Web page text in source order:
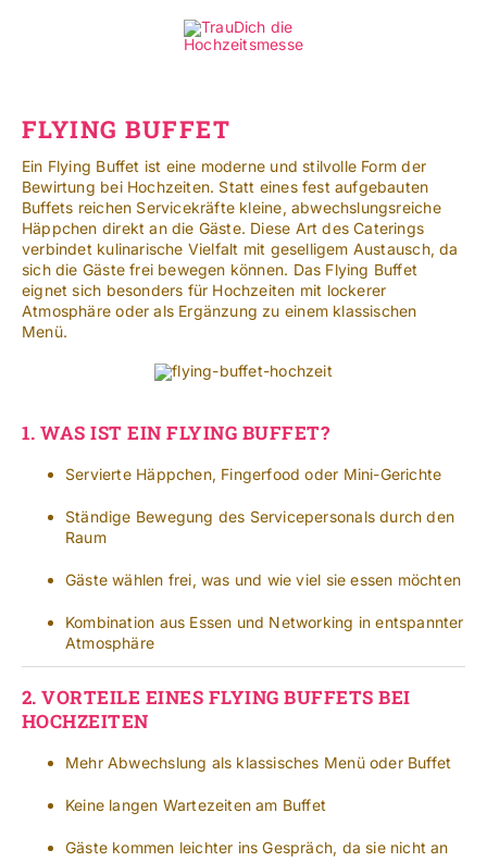
Mehr
SUCHE
NACH:
Leichte Sprache
FLYING BUFFET
Ein Flying Buffet ist eine moderne und stilvolle Form der
Bewirtung bei Hochzeiten. Statt eines fest aufgebauten
Buffets reichen Servicekräfte kleine, abwechslungsreiche
Häppchen direkt an die Gäste. Diese Art des Caterings
verbindet kulinarische Vielfalt mit geselligem Austausch, da
sich die Gäste frei bewegen können. Das Flying Buffet
eignet sich besonders für Hochzeiten mit lockerer
Atmosphäre oder als Ergänzung zu einem klassischen
Menü.
1.WAS IST EIN FLYING BUFFET?
Servierte Häppchen, Fingerfood oder Mini-Gerichte
Ständige Bewegung des Servicepersonals durch den
Raum
Gäste wählen frei, was und wie viel sie essen möchten
Kombination aus Essen und Networking in entspannter
Atmosphäre
2.VORTEILE EINES FLYING BUFFETS BEI
HOCHZEITEN
Mehr Abwechslung als klassisches Menü oder Buffet
Keine langen Wartezeiten am Buffet
Gäste kommen leichter ins Gespräch, da sie nicht an